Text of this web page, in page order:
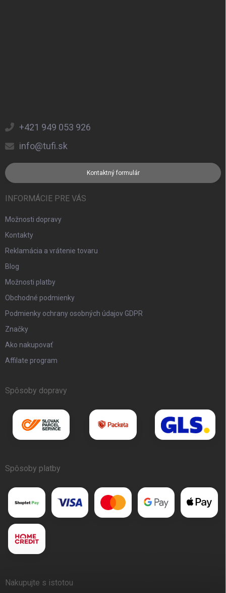
+421 949 053 926
info@tufi.sk
Kontaktný formulár
INFORMÁCIE PRE VÁS
Možnosti dopravy
Kontakty
Reklamácia a vrátenie tovaru
Blog
Možnosti platby
Obchodné podmienky
Podmienky ochrany osobných údajov GDPR
Značky
Ako nakupovať
Affilate program
Spôsoby dopravy
Spôsoby platby
Nakupujte s istotou